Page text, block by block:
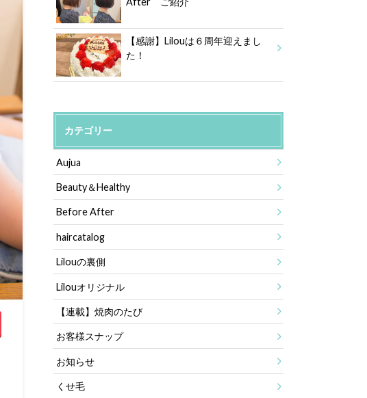
【感謝】Lilouは６周年迎えまし
た！
カテゴリー
Aujua
Beauty＆Healthy
Before After
haircatalog
Lilouの裏側
Lilouオリジナル
【連載】焼肉のたび
お客様スナップ
お知らせ
くせ毛